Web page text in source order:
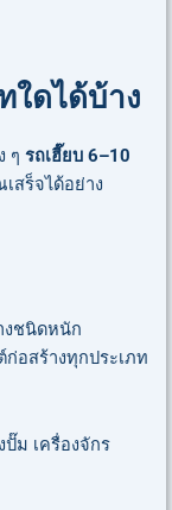
ใดได้บ้าง
ๆ รถเฮี๊ยบ 6–10
สร็จได้อย่าง
งชนิดหนัก
อสร้างทุกประเภท
ม เครื่องจักร